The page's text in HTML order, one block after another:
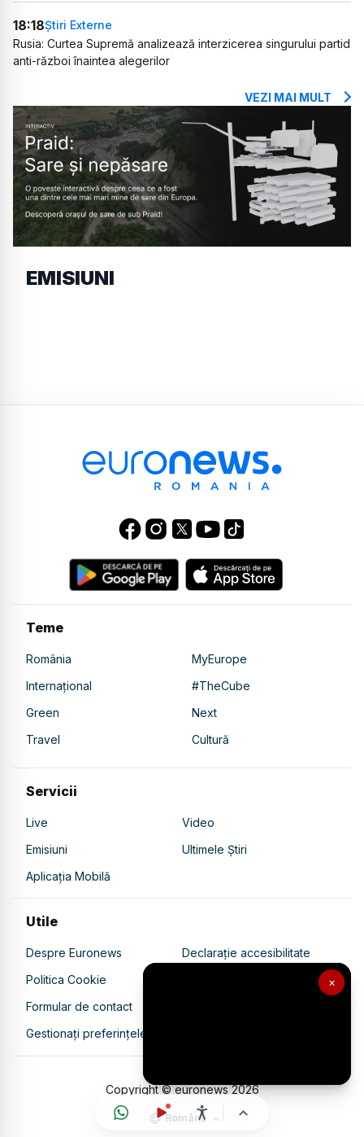
×
18:18Știri Externe
Rusia: Curtea Supremă analizează interzicerea singurului partid
anti-război înaintea alegerilor
VEZI MAI MULT
EMISIUNI
Teme
România
MyEurope
Internațional
#TheCube
Green
Next
Travel
Cultură
Servicii
Live
Video
Emisiuni
Ultimele Știri
Aplicația Mobilă
Utile
Despre Euronews
Declarație accesibilitate
Politica Cookie
Politica de confidențialitate
Formular de contact
Gestionați preferințele
Copyright © euronews2026
Română